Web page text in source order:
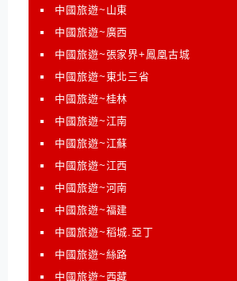
中國旅遊~山東
中國旅遊~廣西
中國旅遊~張家界+鳳凰古城
中國旅遊~東北三省
中國旅遊~桂林
中國旅遊~江南
中國旅遊~江蘇
中國旅遊~江西
中國旅遊~河南
中國旅遊~福建
中國旅遊~稻城.亞丁
中國旅遊~絲路
中國旅遊~西藏